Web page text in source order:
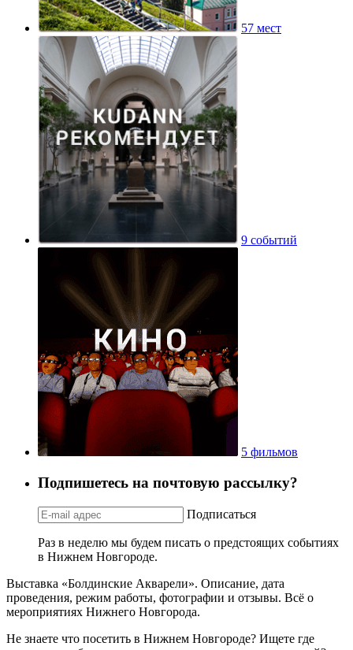
57 мест
9 событий
5 фильмов
Подпишетесь на почтовую рассылку?
Подписаться
Раз в неделю мы будем писать о предстоящих событиях
в Нижнем Новгороде.
Выставка «Болдинские Акварели». Описание, дата
проведения, режим работы, фотографии и отзывы. Всё о
мероприятиях Нижнего Новгорода.
Не знаете что посетить в Нижнем Новгороде? Ищете где